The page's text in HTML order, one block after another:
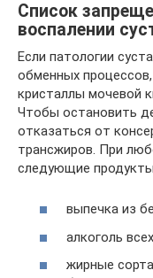
Список
воспалении
Если патологии
обменных
кристаллы мочевой
Чтобы остановить
отказаться от
трансжиров. При
следующие
выпечка из
алкоголь
жирные